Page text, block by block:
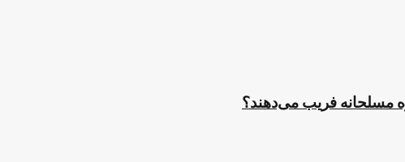
مسلحانه فریب می‌دهند؟